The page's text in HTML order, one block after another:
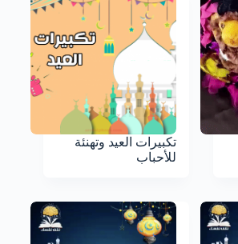
تكبيرات العيد وتهنئة
للأحباب